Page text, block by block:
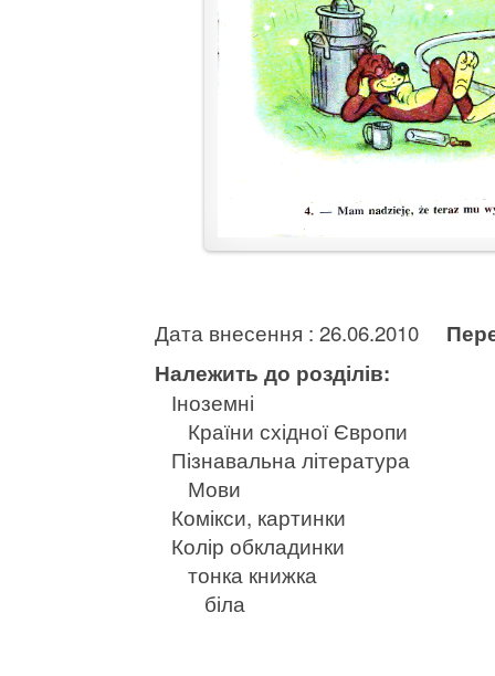
Дата внесення : 26.06.2010
Належить до розділів:
Іноземні
Країни східної Європи
Пізнавальна література
Мови
Комікси, картинки
Колір обкладинки
тонка книжка
біла